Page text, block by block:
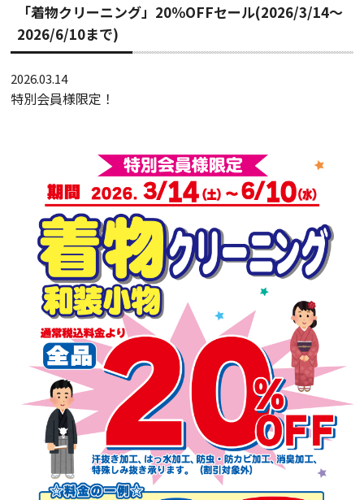
「着物クリーニング」20％OFFセール(2026/3/14～
2026/6/10まで)
2026.03.14
特別会員様限定！